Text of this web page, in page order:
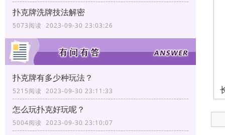
扑克牌洗牌技法解密
5073阅读 2023-09-30 23:03:26
扑克牌有多少种玩法？
5215阅读 2023-09-30 23:11:33
怎么玩扑克好玩呢？
5004阅读 2023-09-30 23:10:07